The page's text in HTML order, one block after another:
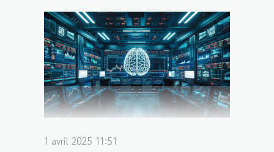
1 avril 2025 11:51